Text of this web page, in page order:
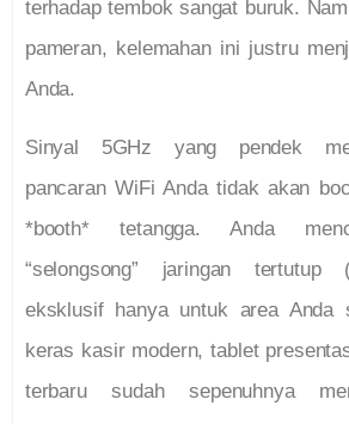
terhadap tembok sangat buruk.
pameran, kelemahan ini justru
Anda.
Sinyal 5GHz yang pendek
pancaran WiFi Anda tidak akan
*booth* tetangga. Anda
“selongsong” jaringan tertutup
eksklusif hanya untuk area Anda
keras kasir modern, tablet
terbaru sudah sepenuhnya